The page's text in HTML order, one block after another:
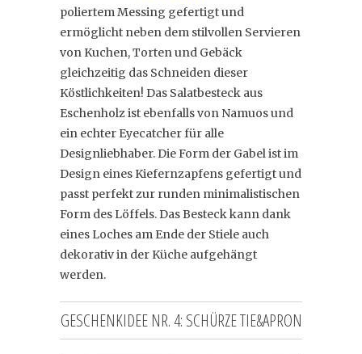
poliertem Messing gefertigt und
ermöglicht neben dem stilvollen Servieren
von Kuchen, Torten und Gebäck
gleichzeitig das Schneiden dieser
Köstlichkeiten! Das Salatbesteck aus
Eschenholz ist ebenfalls von Namuos und
ein echter Eyecatcher für alle
Designliebhaber. Die Form der Gabel ist im
Design eines Kiefernzapfens gefertigt und
passt perfekt zur runden minimalistischen
Form des Löffels. Das Besteck kann dank
eines Loches am Ende der Stiele auch
dekorativ in der Küche aufgehängt
werden.
GESCHENKIDEE NR. 4: SCHÜRZE TIE&APRON